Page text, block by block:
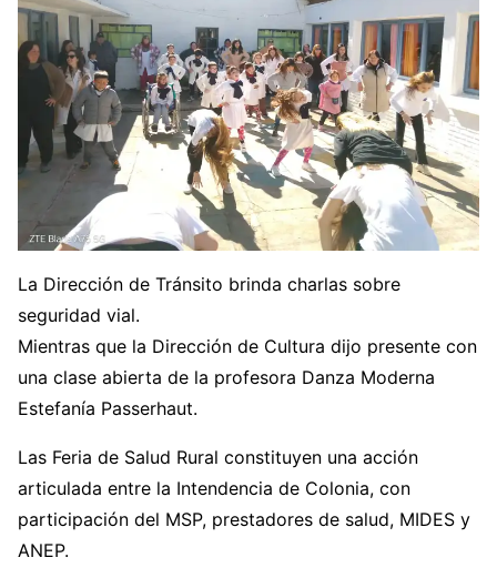
La Dirección de Tránsito brinda charlas sobre
seguridad vial.
Mientras que la Dirección de Cultura dijo presente con
una clase abierta de la profesora Danza Moderna
Estefanía Passerhaut.
Las Feria de Salud Rural constituyen una acción
articulada entre la Intendencia de Colonia, con
participación del MSP, prestadores de salud, MIDES y
ANEP.